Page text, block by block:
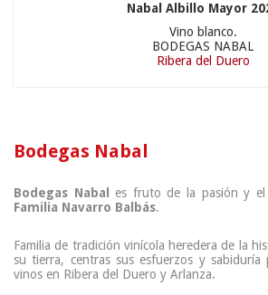
Nabal Albillo Mayor
Vino blanco.
BODEGAS NABAL
Ribera del Duero
Bodegas Nabal
Bodegas Nabal
es fruto de la pasión y
Familia Navarro Balbás.
Familia de tradición vinícola heredera de la
su tierra, centras sus esfuerzos y sabiduría
vinos en Ribera del Duero y Arlanza.